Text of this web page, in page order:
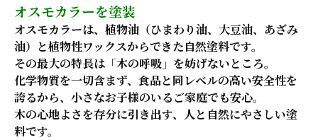
オスモカラーを塗装
オスモカラーは、植物油（ひまわり油、大豆油、あざみ
油）と植物性ワックスからできた自然塗料です。
その最大の特長は「木の呼吸」を妨げないところ。
化学物質を一切含まず、食品と同レベルの高い安全性を
誇るから、小さなお子様のいるご家庭でも安心。
木の心地よさを存分に引き出す、人と自然にやさしい塗
料です。